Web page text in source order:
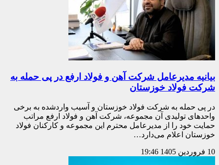
بیانیه مدیرعامل شرکت آهن و فولاد ارفع در پی حمله به
شرکت فولاد خوزستان
در پی حمله به شرکت فولاد خوزستان و آسیب واردشده به برخی
واحدهای تولیدی آن مجموعه، شرکت آهن و فولاد ارفع مراتب
حمایت خود را از مدیرعامل محترم این مجموعه و کارکنان فولاد
خوزستان اعلام می‌دارد…
10 فروردین 1405 19:46